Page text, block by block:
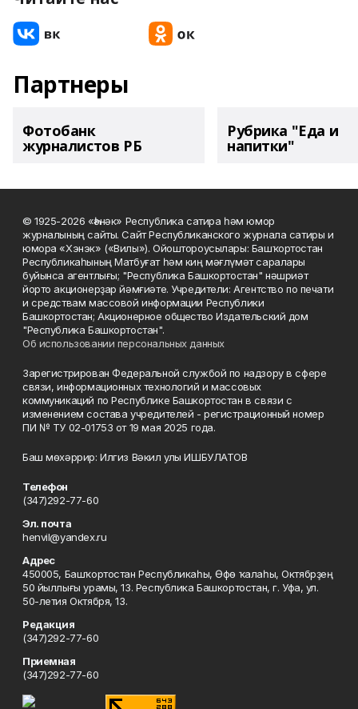
Партнеры
Фотобанк
журналистов РБ
Рубрика "Еда и
напитки"
© 1925-2026 «Һәнәк» Республика сатира һәм юмор
журналының сайты. Сайт Республиканского журнала сатиры и
юмора «Хэнэк» («Вилы»). Ойоштороусылары: Башҡортостан
Республикаһының Матбуғат һәм киң мәғлүмәт саралары
буйынса агентлығы; "Республика Башкортостан" нәшриәт
йорто акционерҙар йәмғиәте. Учредители: Агентство по печати
и средствам массовой информации Республики
Башкортостан; Акционерное общество Издательский дом
"Республика Башкортостан".
Об использовании персональных данных
Зарегистрирован Федеральной службой по надзору в сфере
связи, информационных технологий и массовых
коммуникаций по Республике Башкортостан в связи с
изменением состава учредителей - регистрационный номер
ПИ № ТУ 02-01753 от 19 мая 2025 года.
Баш мөхәррир: Илгиз Вәкил улы ИШБУЛАТОВ
Телефон
(347)292-77-60
Эл. почта
henvil@yandex.ru
Адрес
450005, Башҡортостан Республикаһы, Өфө ҡалаһы, Октябрҙең
50 йыллығы урамы, 13. Республика Башкортостан, г. Уфа, ул.
50-летия Октября, 13.
Редакция
(347)292-77-60
Приемная
(347)292-77-60